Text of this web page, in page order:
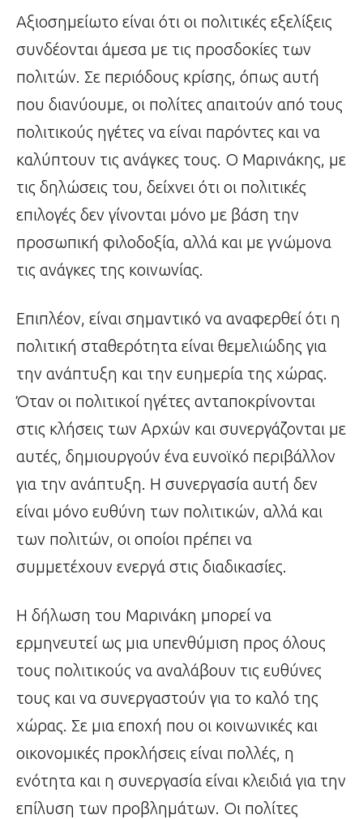
Αξιοσημείωτο είναι ότι οι πολιτικές εξελίξεις
συνδέονται άμεσα με τις προσδοκίες των
πολιτών. Σε περιόδους κρίσης, όπως αυτή
που διανύουμε, οι πολίτες απαιτούν από τους
πολιτικούς ηγέτες να είναι παρόντες και να
καλύπτουν τις ανάγκες τους. Ο Μαρινάκης, με
τις δηλώσεις του, δείχνει ότι οι πολιτικές
επιλογές δεν γίνονται μόνο με βάση την
προσωπική φιλοδοξία, αλλά και με γνώμονα
τις ανάγκες της κοινωνίας.
Επιπλέον, είναι σημαντικό να αναφερθεί ότι η
πολιτική σταθερότητα είναι θεμελιώδης για
την ανάπτυξη και την ευημερία της χώρας.
Όταν οι πολιτικοί ηγέτες ανταποκρίνονται
στις κλήσεις των Αρχών και συνεργάζονται με
αυτές, δημιουργούν ένα ευνοϊκό περιβάλλον
για την ανάπτυξη. Η συνεργασία αυτή δεν
είναι μόνο ευθύνη των πολιτικών, αλλά και
των πολιτών, οι οποίοι πρέπει να
συμμετέχουν ενεργά στις διαδικασίες.
Η δήλωση του Μαρινάκη μπορεί να
ερμηνευτεί ως μια υπενθύμιση προς όλους
τους πολιτικούς να αναλάβουν τις ευθύνες
τους και να συνεργαστούν για το καλό της
χώρας. Σε μια εποχή που οι κοινωνικές και
οικονομικές προκλήσεις είναι πολλές, η
ενότητα και η συνεργασία είναι κλειδιά για την
επίλυση των προβλημάτων. Οι πολίτες